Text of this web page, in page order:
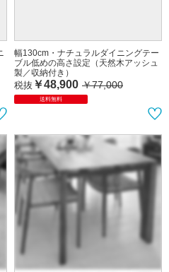
送料無料
幅130cm・ナチュラルダイニングテー
ブル低めの高さ設定（天然木アッシュ
製／収納付き）
税抜￥48,900 ￥77,000